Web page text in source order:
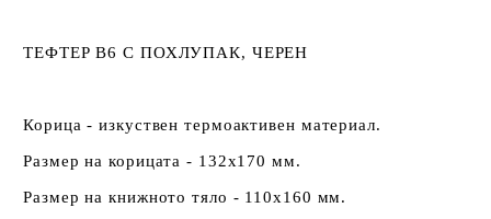
ТЕФТЕР В6 С ПОХЛУПАК, ЧЕРЕН
Корица - изкуствен термоактивен материал.
Размер на корицата - 132х170 мм.
Размер на книжното тяло - 110х160 мм.